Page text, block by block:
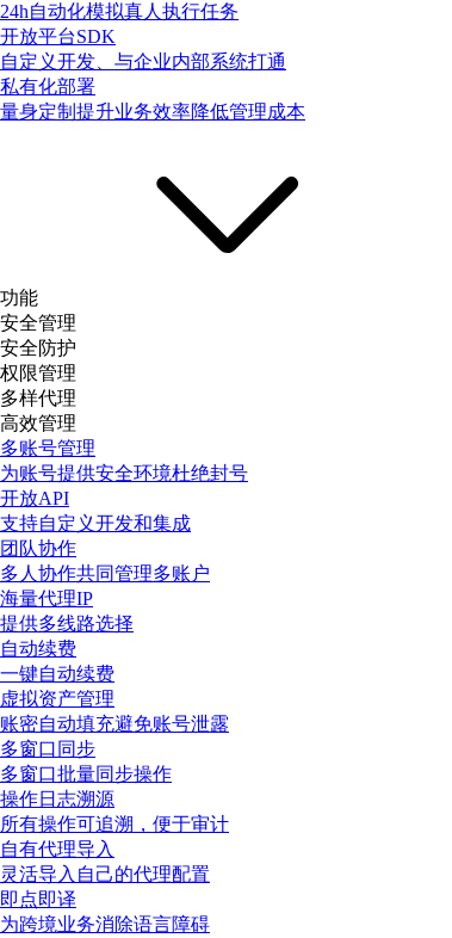
24h自动化模拟真人执行任务
开放平台SDK
自定义开发、与企业内部系统打通
私有化部署
量身定制提升业务效率降低管理成本
功能
安全管理
安全防护
权限管理
多样代理
高效管理
多账号管理
为账号提供安全环境杜绝封号
开放API
支持自定义开发和集成
团队协作
多人协作共同管理多账户
海量代理IP
提供多线路选择
自动续费
一键自动续费
虚拟资产管理
账密自动填充避免账号泄露
多窗口同步
多窗口批量同步操作
操作日志溯源
所有操作可追溯，便于审计
自有代理导入
灵活导入自己的代理配置
即点即译
为跨境业务消除语言障碍